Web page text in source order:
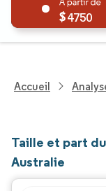
4750
Accueil
Taille et part
Australie